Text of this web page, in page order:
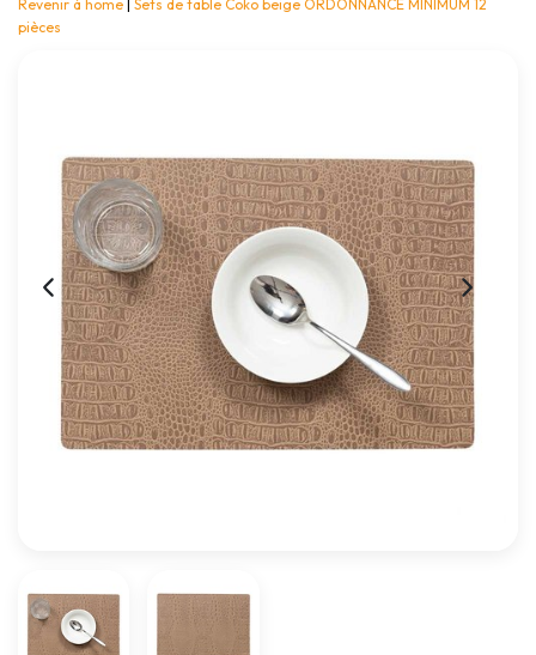
Revenir à home | Sets de table Coko beige ORDONNANCE MINIMUM 12
pièces